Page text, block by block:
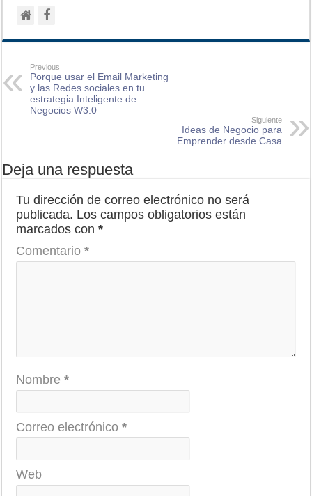
Previous
Porque usar el Email Marketing
y las Redes sociales en tu
estrategia Inteligente de
Negocios W3.0
Siguiente
Ideas de Negocio para
Emprender desde Casa
Deja una respuesta
Tu dirección de correo electrónico no será
publicada. Los campos obligatorios están
marcados con*
Comentario*
Nombre*
Correo electrónico*
Web